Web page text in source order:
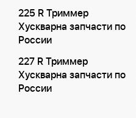
225 R Триммер
Хускварна запчасти по
России
227 R Триммер
Хускварна запчасти по
России